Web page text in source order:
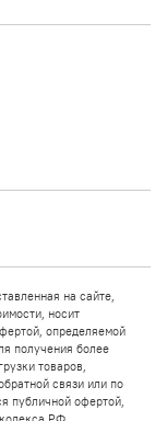
на сайте,
носит
определяемой
получения более
товаров,
связи или по
публичной офертой,